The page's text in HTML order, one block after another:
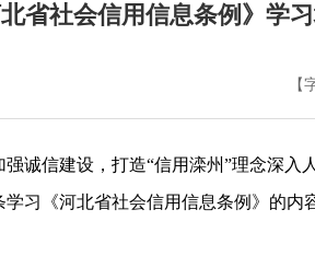
省社会信用信息条例》学
【
诚信建设，打造“信用滦州”理念深入
学习 《河北省社会信用信息条例》的内